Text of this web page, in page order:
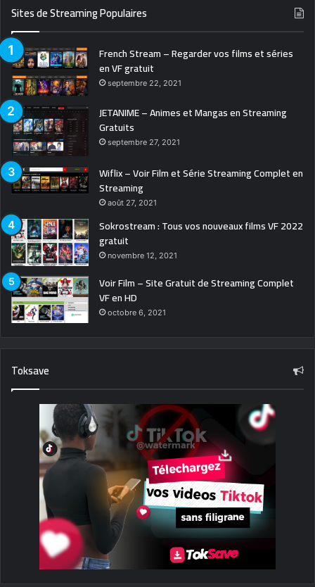
Sites de Streaming Populaires
French Stream – Regarder vos films et séries
en VF gratuit
septembre 22, 2021
JETANIME – Animes et Mangas en Streaming
Gratuits
septembre 27, 2021
Wiflix – Voir Film et Série Streaming Complet en
Streaming
août 27, 2021
Sokrostream : Tous vos nouveaux films VF 2022
gratuit
novembre 12, 2021
Voir Film – Site Gratuit de Streaming Complet
VF en HD
octobre 6, 2021
Toksave